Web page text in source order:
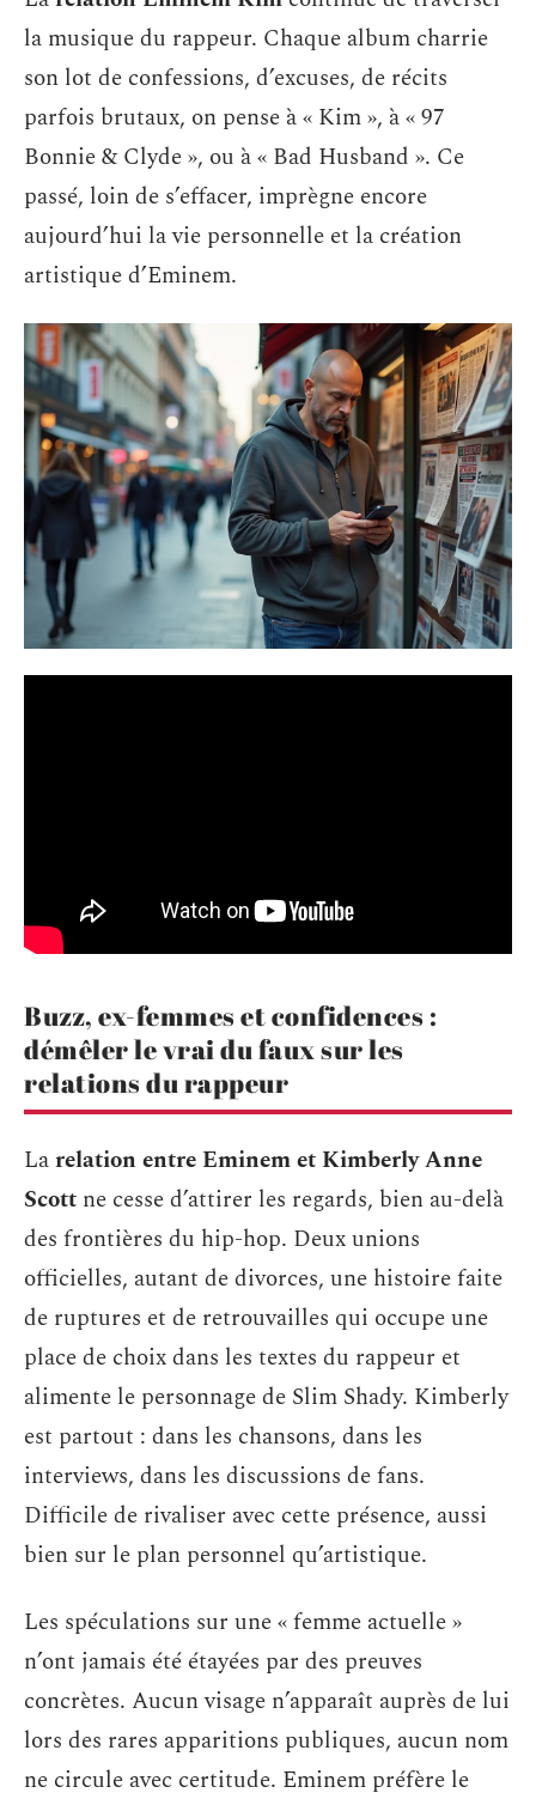
la musique du rappeur. Chaque album charrie
son lot de confessions, d’excuses, de récits
parfois brutaux, on pense à « Kim », à « 97
Bonnie & Clyde », ou à « Bad Husband ». Ce
passé, loin de s’effacer, imprègne encore
aujourd’hui la vie personnelle et la création
artistique d’Eminem.
Buzz, ex-femmes et confidences :
démêler le vrai du faux sur les
relations du rappeur
Larelation entre Eminem et Kimberly Anne
Scott ne cesse d’attirer les regards, bien au-delà
des frontières du hip-hop. Deux unions
officielles, autant de divorces, une histoire faite
de ruptures et de retrouvailles qui occupe une
place de choix dans les textes du rappeur et
alimente le personnage de Slim Shady. Kimberly
est partout : dans les chansons, dans les
interviews, dans les discussions de fans.
Difficile de rivaliser avec cette présence, aussi
bien sur le plan personnel qu’artistique.
Les spéculations sur une « femme actuelle »
n’ont jamais été étayées par des preuves
concrètes. Aucun visage n’apparaît auprès de lui
lors des rares apparitions publiques, aucun nom
ne circule avec certitude. Eminem préfère le